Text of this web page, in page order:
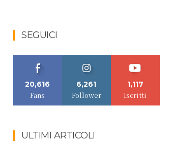
SEGUICI
20,616
Fans
6,261
Follower
1,117
Iscritti
ULTIMI ARTICOLI